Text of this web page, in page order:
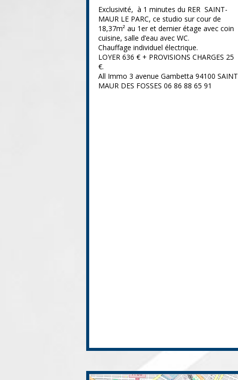
Exclusivité, à 1 minutes du RER SAINT-
MAUR LE PARC, ce studio sur cour de
18,37m² au 1er et dernier étage avec coin
cuisine, salle d’eau avec WC.
Chauffage individuel électrique.
LOYER 636 € + PROVISIONS CHARGES 25
€.
All Immo 3 avenue Gambetta 94100 SAINT
MAUR DES FOSSES 06 86 88 65 91